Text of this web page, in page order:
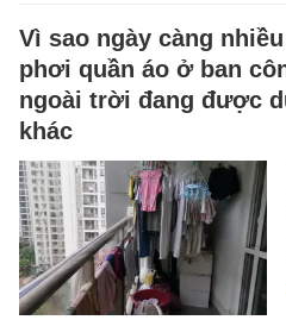
Vì sao ngày càng
phơi quần áo ở ban
ngoài trời đang được
khác